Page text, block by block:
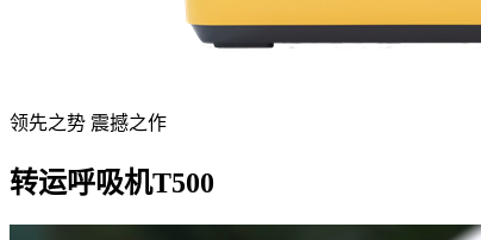
领先之势 震撼之作
转运呼吸机T500